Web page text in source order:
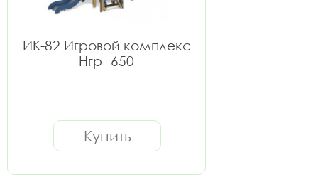
ИК-82 Игровой комплекс
Нгр=650
Купить